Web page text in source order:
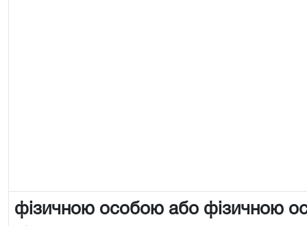
фізичною особою або фізичною